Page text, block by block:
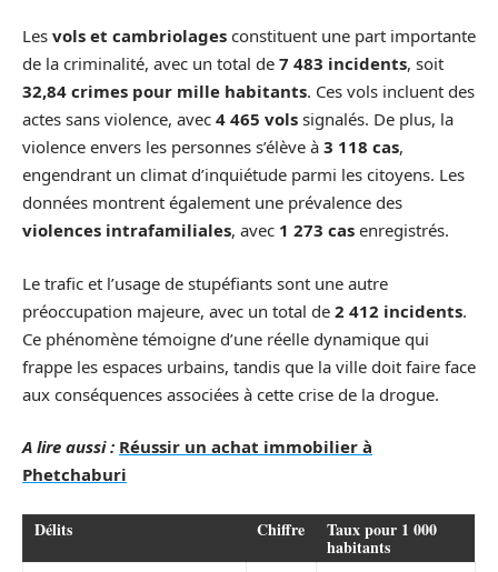
Les vols et cambriolages constituent une part importante
de la criminalité, avec un total de 7 483 incidents, soit
32,84 crimes pour mille habitants. Ces vols incluent des
actes sans violence, avec 4 465 vols signalés. De plus, la
violence envers les personnes s’élève à 3 118 cas,
engendrant un climat d’inquiétude parmi les citoyens. Les
données montrent également une prévalence des
violences intrafamiliales, avec 1 273 cas enregistrés.
Le trafic et l’usage de stupéfiants sont une autre
préoccupation majeure, avec un total de 2 412 incidents.
Ce phénomène témoigne d’une réelle dynamique qui
frappe les espaces urbains, tandis que la ville doit faire face
aux conséquences associées à cette crise de la drogue.
A lire aussi : Réussir un achat immobilier à
Phetchaburi
Délits Chiffre Taux pour 1 000
habitants